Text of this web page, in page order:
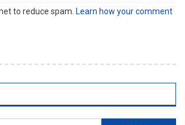
to reduce spam. Learn how your comment